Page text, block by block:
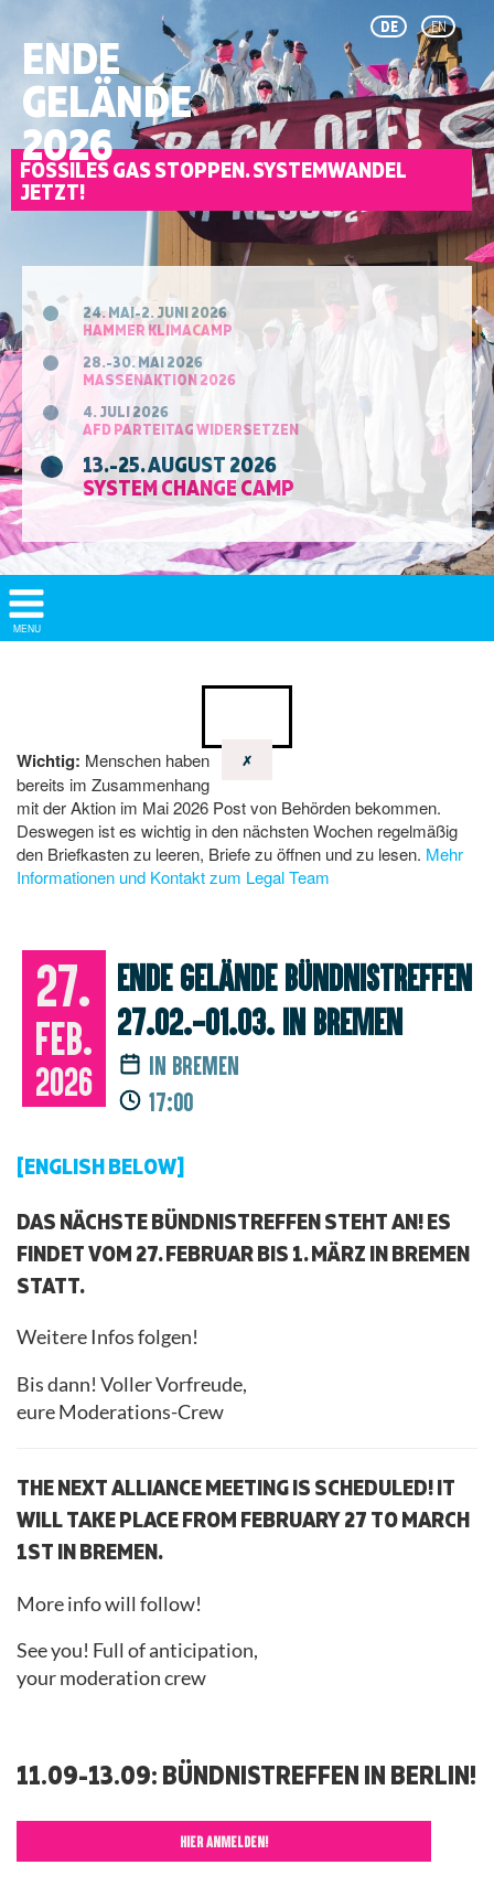
DE EN
ENDE
GELÄNDE
2026
FOSSILES GAS STOPPEN. SYSTEMWANDEL
JETZT!
24. MAI-2. JUNI 2026
HAMMER KLIMACAMP
28.-30. MAI 2026
MASSENAKTION 2026
4. JULI 2026
AFD PARTEITAG WIDERSETZEN
13.-25. AUGUST 2026
SYSTEM CHANGE CAMP
Show/
Hide
MENU
27.
Feb.
2026
Ende Gelände Bündnistreffen
27.02.-01.03. in Bremen
in Bremen
17:00
[ENGLISH BELOW]
DAS NÄCHSTE BÜNDNISTREFFEN STEHT AN! ES
FINDET VOM 27. FEBRUAR BIS 1. MÄRZ IN BREMEN
STATT.
Weitere Infos folgen!
Bis dann! Voller Vorfreude,
eure Moderations-Crew
THE NEXT ALLIANCE MEETING IS SCHEDULED! IT
WILL TAKE PLACE FROM FEBRUARY 27 TO MARCH
1ST IN BREMEN.
More info will follow!
See you! Full of anticipation,
your moderation crew
✗
Wichtig: Menschen haben
bereits im Zusammenhang
mit der Aktion im Mai 2026 Post von Behörden bekommen.
Deswegen ist es wichtig in den nächsten Wochen regelmäßig
den Briefkasten zu leeren, Briefe zu öffnen und zu lesen. Mehr
Informationen und Kontakt zum Legal Team
11.09-13.09: BÜNDNISTREFFEN IN BERLIN!
HIER ANMELDEN!